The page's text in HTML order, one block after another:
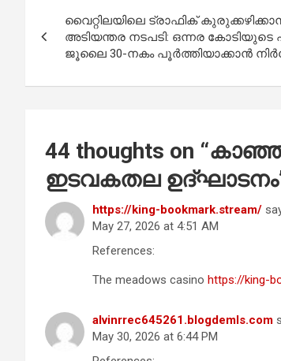
o
o
k
A
p
p
navigation
വൈറ്റിലയിലെ ട്രാഫിക്
അടിയന്തര നടപടി: ഒന്നര കോടിയുടെ
ജൂലൈ 30-നകം പൂർത്തിയാക്കാൻ
44 thoughts on “
ഇടവകതല ഉദ്ഘാടനം
https://king-bookmark.stream/
May 27, 2026 at 4:51 AM
References:
The meadows casino https://king-
alvinrrec645261.blogdemls.com
May 30, 2026 at 6:44 PM